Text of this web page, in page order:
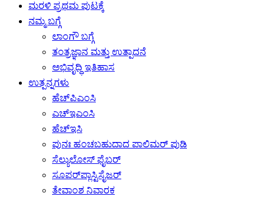
ಮರಳಿ ಪ್ರಥಮ ಪುಟಕ್ಕೆ
ನಮ್ಮ ಬಗ್ಗೆ
ಲಾಂಗೌ ಬಗ್ಗೆ
ತಂತ್ರಜ್ಞಾನ ಮತ್ತು ಉತ್ಪಾದನೆ
ಅಭಿವೃದ್ಧಿ ಇತಿಹಾಸ
ಉತ್ಪನ್ನಗಳು
ಹೆಚ್‌ಪಿಎಂಸಿ
ಎಚ್‌ಇಎಂಸಿ
ಹೆಚ್‌ಇಸಿ
ಪುನಃ ಹಂಚಬಹುದಾದ ಪಾಲಿಮರ್ ಪುಡಿ
ಸೆಲ್ಯುಲೋಸ್ ಫೈಬರ್
ಸೂಪರ್‌ಪ್ಲಾಸ್ಟಿಸೈಜರ್
ತೇವಾಂಶ ನಿವಾರಕ